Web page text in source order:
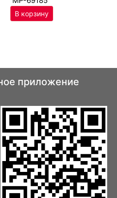
приложение